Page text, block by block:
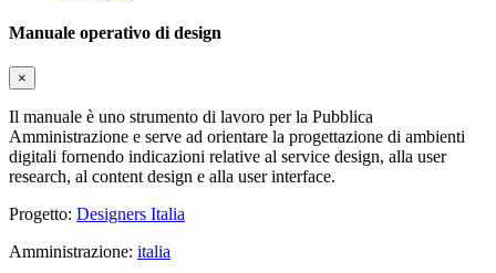
Manuale operativo di design
×
Il manuale è uno strumento di lavoro per la Pubblica
Amministrazione e serve ad orientare la progettazione di ambienti
digitali fornendo indicazioni relative al service design, alla user
research, al content design e alla user interface.
Progetto: Designers Italia
Amministrazione: italia